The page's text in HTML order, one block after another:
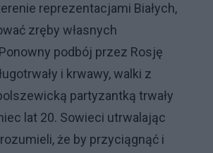
reprezentacjami Białych,
zręby własnych
podbój przez Rosję
i krwawy, walki z
partyzantką trwały
lat 20. Sowieci utrwalając
że by przyciągnąć i